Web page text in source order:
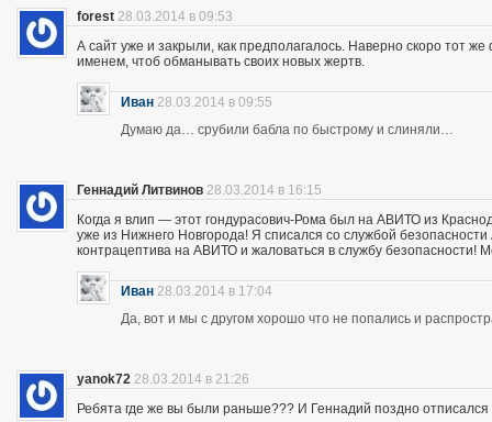
forest 28.03.2014 в 09:53
А сайт уже и закрыли, как предполагалось. Наверно скоро тот
именем, чтоб обманывать своих новых жертв.
Иван 28.03.2014 в 09:55
Думаю да… срубили бабла по быстрому и слиняли…
Геннадий Литвинов 28.03.2014 в 16:15
Когда я влип — этот гондурасович-Рома был на АВИТО из
уже из Нижнего Новгорода! Я списался со службой
контрацептива на АВИТО и жаловаться в службу безопасности!
Иван 28.03.2014 в 17:04
Да, вот и мы с другом хорошо что не попались и
yanok72 28.03.2014 в 21:26
Ребята где же вы были раньше??? И Геннадий поздно